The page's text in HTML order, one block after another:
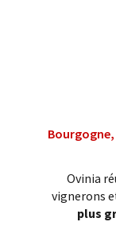
Ovinia
vignerons
plus